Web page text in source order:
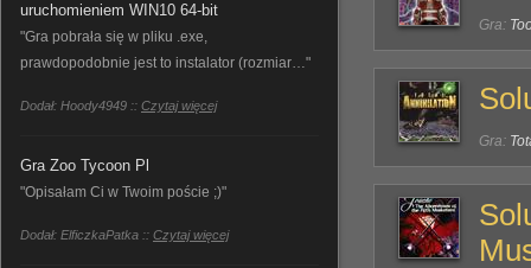
uruchomieniem WIN10 64-bit
"Gra pobrała się w pliku .exe,
prawdopodobnie jest to instalator (rozmiar…"
Dodał: Hoody4949 :: Czytaj więcej
Gra Zoo Tycoon Pl
"Opisałam Ci w Twoim poście ;)"
Dodał: ElficzkaPatka :: Czytaj więcej
Gra:
Gra: